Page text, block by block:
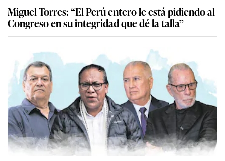
Miguel Torres: “El Perú entero le está pidiendo al
Congreso en su integridad que dé la talla”